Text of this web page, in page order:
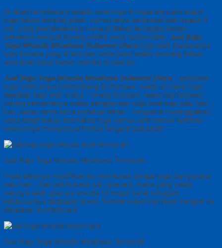
Di abad tersedianya awalan awal toga di negaranya jika wujud
toga belum bersifat jubah, cuma hanya berbentuk kain sejauh 6
mtr. yang pemakaiannya cuma di lilitkan ke bagian badan
sekalinya nampak kurang efektif serta fashionable, Jual Baju
Toga Wisuda Minahasa Sulawesi Utara toga ialah diantaranya
type busana yang di kira pas serta patut waktu seorang keluar
area buat tutupi badan mereka di saat itu.
Jual Baju Toga Wisuda Minahasa Sulawesi Utara :: peristiwa
toga seterusnya berkembang di Romawi, waktu di mana toga
dijadikan baju oleh orang – orang Romawi, waktu lagi berjalan
seiring bersamanya waktu penggunaan toga buat baju satu hari –
hari, lantas lama-lama perlahan-lahan – tempat di meninggalkan
serta tetapi bukan bermakna toga namun ada transisi lantaran
seterusnya mempunyai bentuk berganti jadi jubah.
Jual Baju Toga Wisuda Minahasa Termurah
Pada akhirnya modifikasi itu membawa derajat toga dari busana
satu hari – hari jadi busana sah upacara, mana yang salah
satunya ialah upacara wisuda Di negeri barat seragam
kelulusannya dikatakan gown. Sesaat wujud topi bujur sangkar itu
dikatakan mortarboard.
Jual Baju Toga Wisuda Minahasa Termurah